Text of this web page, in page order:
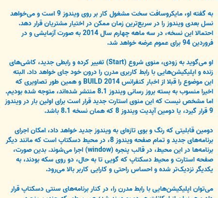
به گفته او، مایکروسافت سخت مشغول کار بر روی ویندوز 9 است و می‌خواهد
نسل بعدی ویندوز را در سریع‌ترین زمان ممکن در اختیار مشتریان قرار دهد.
احتمالا این نسخه، در سه ماهه چهارم سال 2014 به صورت آزمایشی و در
فروردین 94 برای عموم عرضه خواهد شد.
او می‌گوید به زودی، منوی شروع (Start) تغییر کرده و رابطی جدید، کاشی‌های
زنده و اپلیکیشن‌هایی با رابط کاربری مدرن را درون خود جای خواهد داد. البته
این موضوع را قبلا از اخبار کنفرانس BUILD 2014 و همین طور تصاویری که
اخیرا منسوب به بسته بروز رسانی ویندوز 8.1 منتشر شده‌‌اند، متوجه شده بودیم.
اما مشخص نیست که این منوی استارت جدید قرار است برای اولین بار در ویندوز
9 قرار گیرد، یا دومین آپدیت ویندوز 8 که همان نسخه 8.1 باشد.
دومین قابلیتی که رنگ و بوی تازه‌ای به ویندوز جدید خواهد داد، امکان اجرای
برنامه‌های جدید و تمام صفحه ویندوز 8، در محیط دسکتاپ است که مانند دیگر
برنامه‌ها در این محیط، در قالب پنجره (window) اجرا می‌شوند. بدین صورت،
صفحه استارت و محیط دسکتاپ که گویی تا به حال، دو روی سکه بودند، به
یکدیگر نزدیک‌تر شده و احساس راحتی و کارایی کاربر بالا می‌رود.
می‌توان اپلیکیشن‌هایی با رابط مدرن را، در کنار برنامه‌های سنتی دسکتاپ قرار